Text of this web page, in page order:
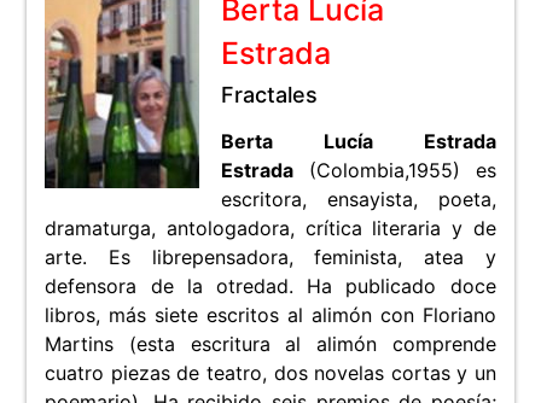
Berta Lucía
Estrada
Fractales
Berta Lucía Estrada
Estrada (Colombia,1955) es
escritora, ensayista, poeta,
dramaturga, antologadora, crítica literaria y de
arte. Es librepensadora, feminista, atea y
defensora de la otredad. Ha publicado doce
libros, más siete escritos al alimón con Floriano
Martins (esta escritura al alimón comprende
cuatro piezas de teatro, dos novelas cortas y un